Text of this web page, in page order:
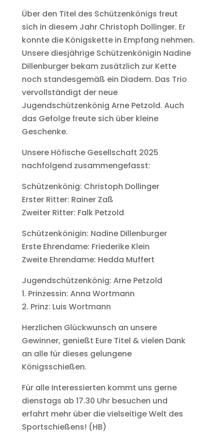
Über den Titel des Schützenkönigs freut
sich in diesem Jahr Christoph Dollinger. Er
konnte die Königskette in Empfang nehmen.
Unsere diesjährige Schützenkönigin Nadine
Dillenburger bekam zusätzlich zur Kette
noch standesgemäß ein Diadem. Das Trio
vervollständigt der neue
Jugendschützenkönig Arne Petzold. Auch
das Gefolge freute sich über kleine
Geschenke.
Unsere Höfische Gesellschaft 2025
nachfolgend zusammengefasst:
Schützenkönig: Christoph Dollinger
Erster Ritter: Rainer Zaß
Zweiter Ritter: Falk Petzold
Schützenkönigin: Nadine Dillenburger
Erste Ehrendame: Friederike Klein
Zweite Ehrendame: Hedda Muffert
Jugendschützenkönig: Arne Petzold
1. Prinzessin: Anna Wortmann
2. Prinz: Luis Wortmann
Herzlichen Glückwunsch an unsere
Gewinner, genießt Eure Titel & vielen Dank
an alle für dieses gelungene
Königsschießen.
Für alle Interessierten kommt uns gerne
dienstags ab 17.30 Uhr besuchen und
erfahrt mehr über die vielseitige Welt des
Sportschießens! (HB)